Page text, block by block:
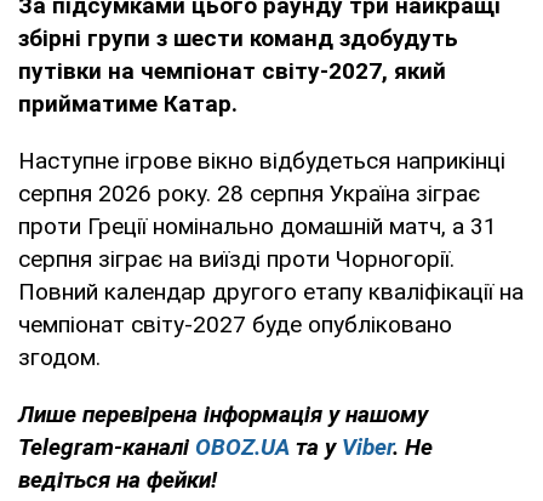
збірні групи з шести команд здобудуть
путівки на чемпіонат світу-2027, який
прийматиме Катар.
Наступне ігрове вікно відбудеться наприкінці
серпня 2026 року. 28 серпня Україна зіграє
проти Греції номінально домашній матч, а 31
серпня зіграє на виїзді проти Чорногорії.
Повний календар другого етапу кваліфікації на
чемпіонат світу-2027 буде опубліковано
згодом.
Лише перевірена інформація у нашому
Telegram-каналі OBOZ.UA та у Viber. Не
ведіться на фейки!